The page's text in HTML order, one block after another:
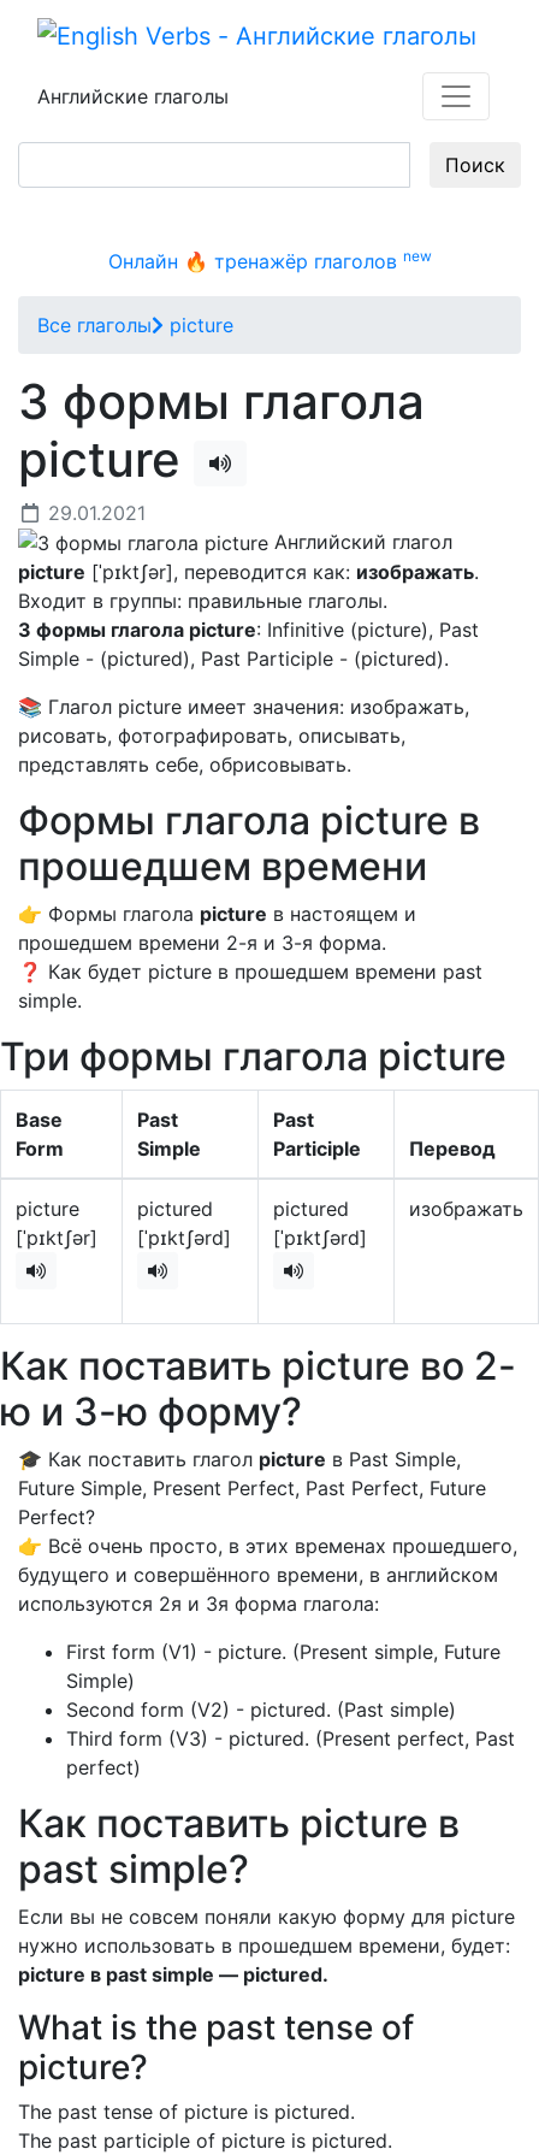
Английские глаголы
Поиск
Онлайн 🔥 тренажёр глаголов new
Все глаголы picture
3 формы глагола
picture
29.01.2021
Английский глагол
picture [ˈpɪktʃər], переводится как: изображать.
Входит в группы: правильные глаголы.
3 формы глагола picture: Infinitive (picture), Past
Simple - (pictured), Past Participle - (pictured).
📚 Глагол picture имеет значения: изображать,
рисовать, фотографировать, описывать,
представлять себе, обрисовывать.
Формы глагола picture в
прошедшем времени
👉 Формы глагола picture в настоящем и
прошедшем времени 2-я и 3-я форма.
❓ Как будет picture в прошедшем времени past
simple.
Три формы глагола picture
Base
Form
Past
Simple
Past
Participle
Перевод
picture
[ˈpɪktʃər]
pictured
[ˈpɪktʃərd]
pictured
[ˈpɪktʃərd]
изображать
Как поставить picture во 2-
ю и 3-ю форму?
🎓 Как поставить глагол picture в Past Simple,
Future Simple, Present Perfect, Past Perfect, Future
Perfect?
👉 Всё очень просто, в этих временах прошедшего,
будущего и совершённого времени, в английском
используются 2я и 3я форма глагола:
First form (V1) - picture. (Present simple, Future
Simple)
Second form (V2) - pictured. (Past simple)
Third form (V3) - pictured. (Present perfect, Past
perfect)
Как поставить picture в
past simple?
Если вы не совсем поняли какую форму для picture
нужно использовать в прошедшем времени, будет:
picture в past simple — pictured.
What is the past tense of
picture?
The past tense of picture is pictured.
The past participle of picture is pictured.